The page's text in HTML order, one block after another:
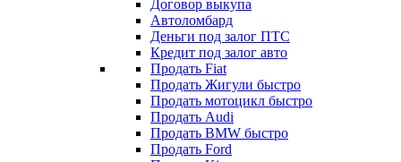
Договор выкупа
Автоломбард
Деньги под залог ПТС
Кредит под залог авто
Продать Fiat
Продать Жигули быстро
Продать мотоцикл быстро
Продать Audi
Продать BMW быстро
Продать Ford